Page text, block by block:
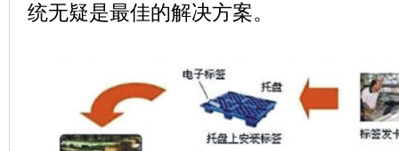
统无疑是最佳的解决方案。